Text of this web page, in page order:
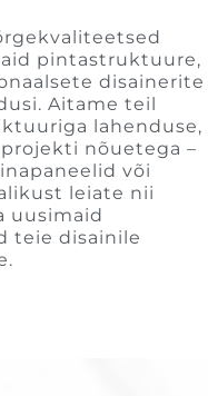
pintastruktuure,
disainerite
Aitame teil
lahenduse,
nõuetega –
või
leiate nii
uusimaid
teie disainile